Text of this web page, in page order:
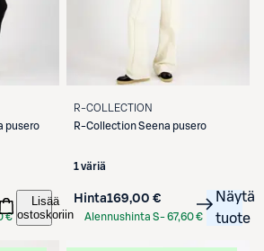
pusero
€
Lisää
ostoskoriin
R-COLLECTION
R-CollectionSeena pusero
1 väriä
Hinta169,00 €
Alennushinta S-67,60 €
Näytä
tuote